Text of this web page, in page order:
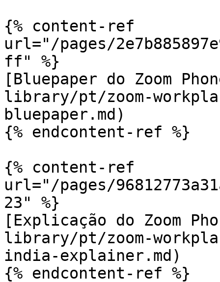
{% content-ref
url="/pages/
ff" %}
[Bluepaper do Zoom
library/pt/zoom-
bluepaper.md)
{% endcontent-ref %}
{% content-ref
url="/pages/
23" %}
[Explicação do Zoom
library/pt/zoom-
india-explainer.md)
{% endcontent-ref %}